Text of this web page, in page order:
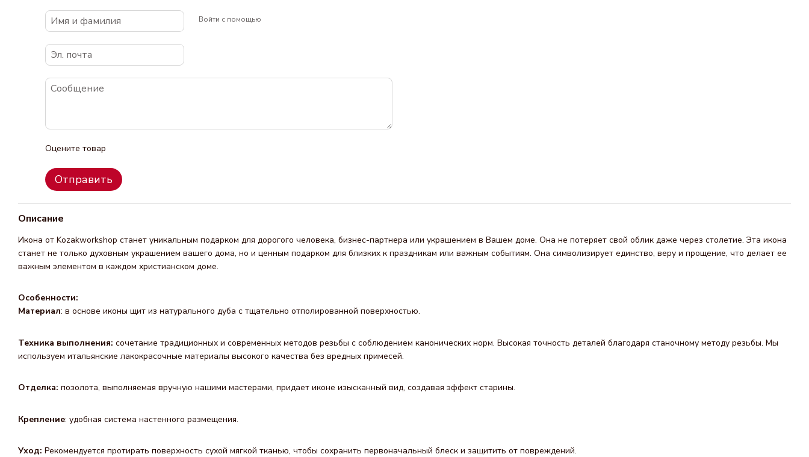
Войти с помощью
Оцените товар
Отправить
Описание
Икона от Kozakworkshop станет уникальным подарком для дорогого человека, бизнес-партнера или украшением в Вашем доме. Она не потеряет свой облик даже через столетие. Эта икона
станет не только духовным украшением вашего дома, но и ценным подарком для близких к праздникам или важным событиям. Она символизирует единство, веру и прощение, что делает ее
важным элементом в каждом христианском доме.
Особенности:
Материал: в основе иконы щит из натурального дуба с тщательно отполированной поверхностью.
Техника выполнения: сочетание традиционных и современных методов резьбы с соблюдением канонических норм. Высокая точность деталей благодаря станочному методу резьбы. Мы
используем итальянские лакокрасочные материалы высокого качества без вредных примесей.
Отделка: позолота, выполняемая вручную нашими мастерами, придает иконе изысканный вид, создавая эффект старины.
Крепление: удобная система настенного размещения.
Уход: Рекомендуется протирать поверхность сухой мягкой тканью, чтобы сохранить первоначальный блеск и защитить от повреждений.